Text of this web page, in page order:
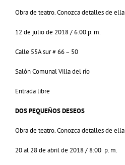
Obra de teatro. Conozca detalles de ella
12 de julio de 2018 / 6:00 p. m.
Calle 55A sur # 66 – 50
Salón Comunal Villa del río
Entrada libre
DOS PEQUEÑOS DESEOS
Obra de teatro. Conozca detalles de ella
20 al 28 de abril de 2018 / 8:00 p. m.